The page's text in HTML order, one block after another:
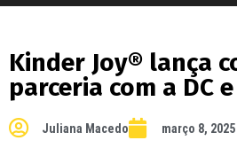
Kinder Joy® lança
parceria com a DC
Juliana Macedo março 8, 2025